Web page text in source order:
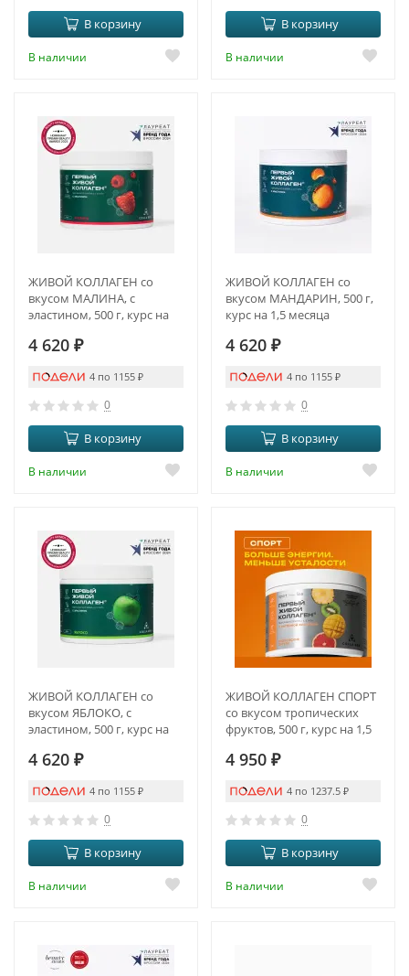
В корзину
В наличии
В корзину
В наличии
ЖИВОЙ КОЛЛАГЕН со
вкусом МАЛИНА, с
эластином, 500 г, курс на
4 620 ₽
4 по 1155 ₽
0
В корзину
В наличии
ЖИВОЙ КОЛЛАГЕН со
вкусом МАНДАРИН, 500 г,
курс на 1,5 месяца
4 620 ₽
4 по 1155 ₽
0
В корзину
В наличии
ЖИВОЙ КОЛЛАГЕН со
вкусом ЯБЛОКО, с
эластином, 500 г, курс на
4 620 ₽
4 по 1155 ₽
0
В корзину
В наличии
ЖИВОЙ КОЛЛАГЕН СПОРТ
со вкусом тропических
фруктов, 500 г, курс на 1,5
4 950 ₽
4 по 1237.5 ₽
0
В корзину
В наличии